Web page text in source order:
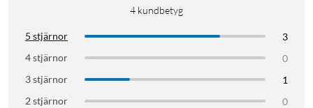
4 kundbetyg
5 stjärnor
3
4 stjärnor
0
3 stjärnor
1
2 stjärnor
0